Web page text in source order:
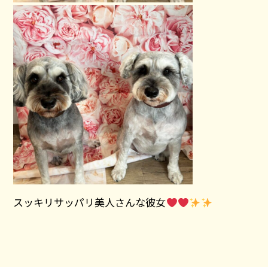
スッキリサッパリ美人さんな彼女